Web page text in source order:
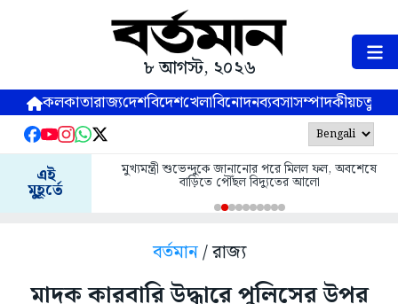
৮ আগস্ট, ২০২৬
কলকাতারাজ্যদেশবিদেশখেলাবিনোদনব্যবসাসম্পাদকীয়
এই
মুহূর্তে
মুখ্যমন্ত্রী শুভেন্দুকে জানানোর পরে মিলল ফল, অবশেষে
বাড়িতে পৌঁছল বিদ্যুতের আলো
বর্তমান/ রাজ্য
মাদক কারবারি উদ্ধারে পুলিসের উপর